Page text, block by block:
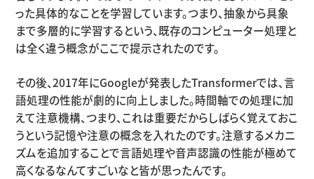
った具体的なことを学習しています。つまり、抽象から具象
まで多層的に学習するという、既存のコンピューター処理と
は全く違う概念がここで提示されたのです。
その後、2017年にGoogleが発表したTransformerでは、言
語処理の性能が劇的に向上しました。時間軸での処理に加
えて注意機構、つまり、これは重要だからしばらく覚えておこ
うという記憶や注意の概念を入れたのです。注意するメカニ
ズムを追加することで言語処理や音声認識の性能が極めて
高くなるなんてすごいなと皆が思ったんです。